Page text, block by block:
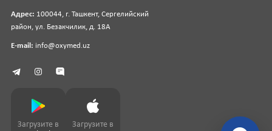
Адрес: 100044, г. Ташкент, Сергелийский
район, ул. Безакчилик, д. 18А
E-mail: info@oxymed.uz
Загрузите в
Загрузите в